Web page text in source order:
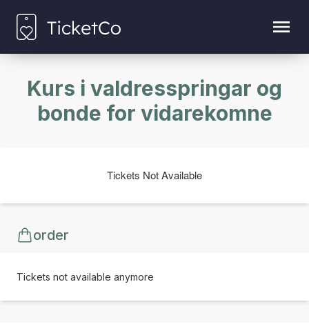
Kurs i valdresspringar og
bonde for vidarekomne
Tickets Not Available
order
Tickets not available anymore